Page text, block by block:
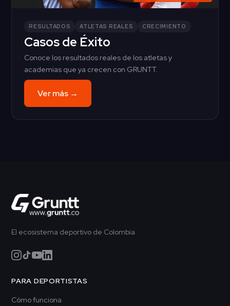
RESULTADOS ATLETAS REALES CRECIMIENTO
Casos de Éxito
Conoce los resultados reales de los atletas y
academias que ya crecen con GRUNTT.
Ver más →
El ecosistema deportivo de Colombia
PARA DEPORTISTAS
Cómo funciona